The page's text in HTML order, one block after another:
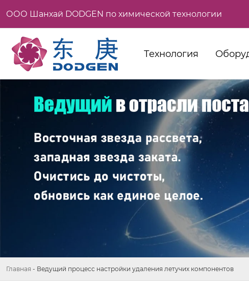
ООО Шанхай DODGEN по химической технологии
Технология
Главная - Ведущий процесс настройки удаления летучих компонентов